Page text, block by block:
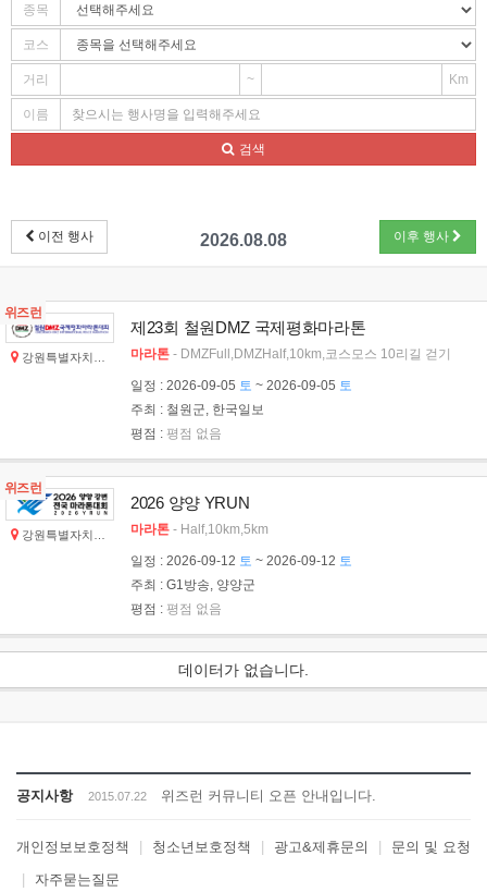
종목
코스
거리 ~ Km
이름
검색
이전 행사 2026.08.08 이후 행사
위즈런
강원특별자치도 철원군
제23회 철원DMZ 국제평화마라톤
마라톤 - DMZFull,DMZHalf,10km,코스모스 10리길 걷기
일정 : 2026-09-05 토 ~ 2026-09-05 토
주최 : 철원군, 한국일보
평점 : 평점 없음
위즈런
강원특별자치도 양양군
2026 양양 YRUN
마라톤 - Half,10km,5km
일정 : 2026-09-12 토 ~ 2026-09-12 토
주최 : G1방송, 양양군
평점 : 평점 없음
데이터가 없습니다.
공지사항 2015.07.22 위즈런 커뮤니티 오픈 안내입니다.
개인정보보호정책 청소년보호정책 광고&제휴문의
문의 및 요청
자주묻는질문